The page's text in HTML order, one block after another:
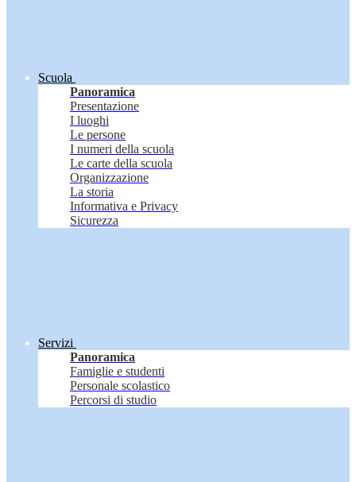
Scuola
Panoramica
Presentazione
I luoghi
Le persone
I numeri della scuola
Le carte della scuola
Organizzazione
La storia
Informativa e Privacy
Sicurezza
Servizi
Panoramica
Famiglie e studenti
Personale scolastico
Percorsi di studio